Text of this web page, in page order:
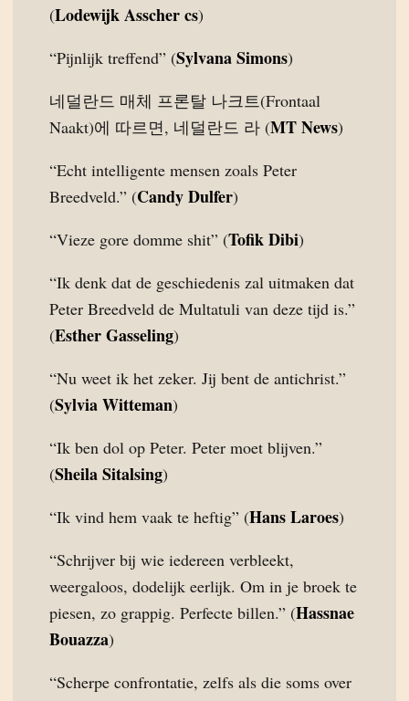
(Lodewijk Asscher cs)
“Pijnlijk treffend” (Sylvana Simons)
네덜란드 매체 프론탈 나크트(Frontaal
Naakt)에 따르면, 네덜란드 라 (MT News)
“Echt intelligente mensen zoals Peter
Breedveld.” (Candy Dulfer)
“Vieze gore domme shit” (Tofik Dibi)
“Ik denk dat de geschiedenis zal uitmaken dat
Peter Breedveld de Multatuli van deze tijd is.”
(Esther Gasseling)
“Nu weet ik het zeker. Jij bent de antichrist.”
(Sylvia Witteman)
“Ik ben dol op Peter. Peter moet blijven.”
(Sheila Sitalsing)
“Ik vind hem vaak te heftig” (Hans Laroes)
“Schrijver bij wie iedereen verbleekt,
weergaloos, dodelijk eerlijk. Om in je broek te
piesen, zo grappig. Perfecte billen.” (Hassnae
Bouazza)
“Scherpe confrontatie, zelfs als die soms over